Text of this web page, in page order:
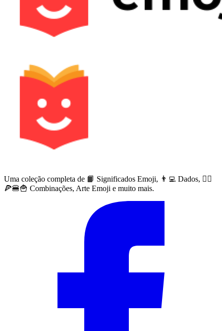
Uma coleção completa de 📙 Significados Emoji, 👨‍💻 Dados, 🙅‍♀️
🍕🍔🍟 Combinações, Arte Emoji e muito mais.